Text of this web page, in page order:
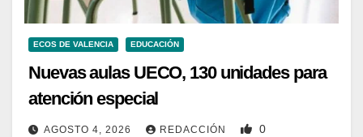
ECOS DE VALENCIA EDUCACIÓN
Nuevas aulas UECO, 130 unidades para
atención especial
AGOSTO 4, 2026 REDACCIÓN 0